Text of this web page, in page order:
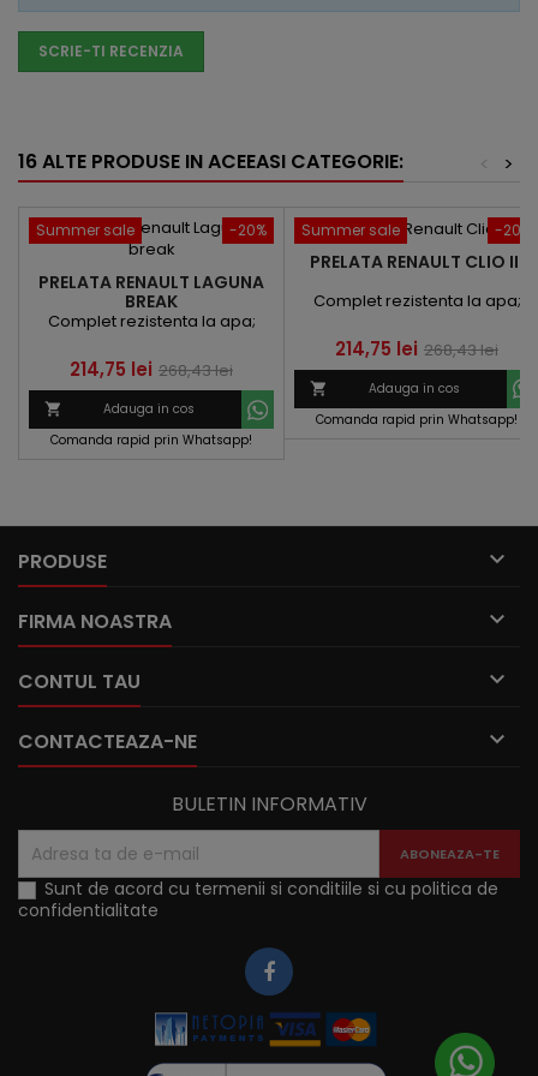
SCRIE-TI RECENZIA
16 ALTE PRODUSE IN ACEEASI CATEGORIE: >
<
-20%
Summer sale
PRELATA RENAULT LAGUNA
BREAK
Complet rezistenta la apa;
Pret
214,75 lei Pret
de
baza
268,43 lei

Adauga in cos
Comanda rapid prin Whatsapp!
-20%
Summer sale
PRELATA RENAULT CLIO III
Complet rezistenta la apa;
Pret
214,75 lei Pret
de
baza
268,43 lei

Adauga in cos
Comanda rapid prin Whatsapp!
PRODUSE 
FIRMA NOASTRA 
CONTUL TAU 
CONTACTEAZA-NE 
BULETIN INFORMATIV
Sunt de acord cu termenii si conditiile si cu politica de
confidentialitate